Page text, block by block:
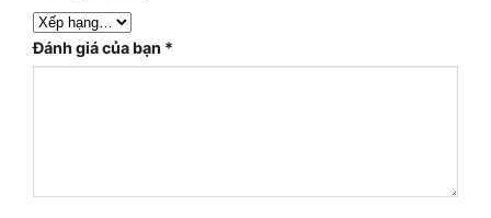
Đánh giá của bạn *